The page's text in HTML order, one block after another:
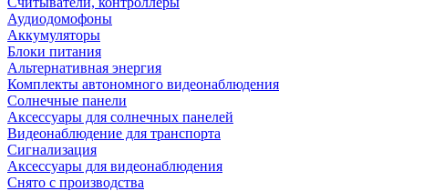
Аудиодомофоны
Аккумуляторы
Блоки питания
Альтернативная энергия
Комплекты автономного видеонаблюдения
Солнечные панели
Аксессуары для солнечных панелей
Видеонаблюдение для транспорта
Сигнализация
Аксессуары для видеонаблюдения
Снято с производства